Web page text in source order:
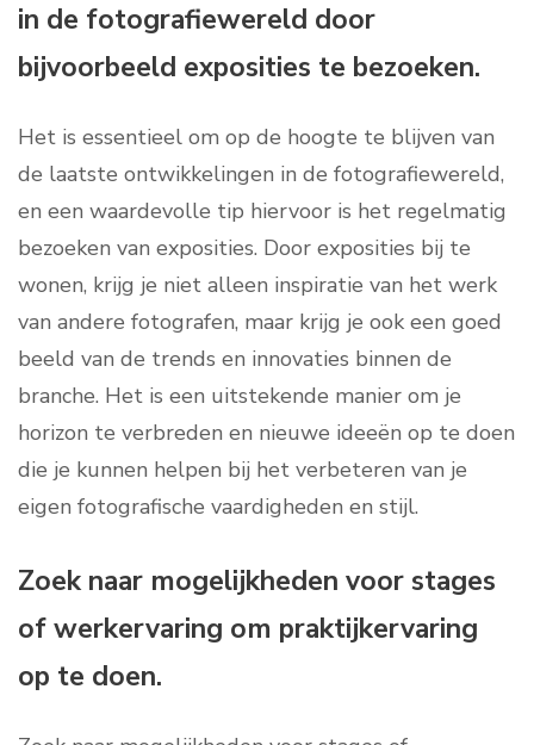
in de fotografiewereld door
bijvoorbeeld exposities te bezoeken.
Het is essentieel om op de hoogte te blijven van
de laatste ontwikkelingen in de fotografiewereld,
en een waardevolle tip hiervoor is het regelmatig
bezoeken van exposities. Door exposities bij te
wonen, krijg je niet alleen inspiratie van het werk
van andere fotografen, maar krijg je ook een goed
beeld van de trends en innovaties binnen de
branche. Het is een uitstekende manier om je
horizon te verbreden en nieuwe ideeën op te doen
die je kunnen helpen bij het verbeteren van je
eigen fotografische vaardigheden en stijl.
Zoek naar mogelijkheden voor stages
of werkervaring om praktijkervaring
op te doen.